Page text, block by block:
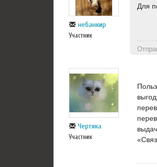
небанкир
Участник
Для
Чертяка
Участник